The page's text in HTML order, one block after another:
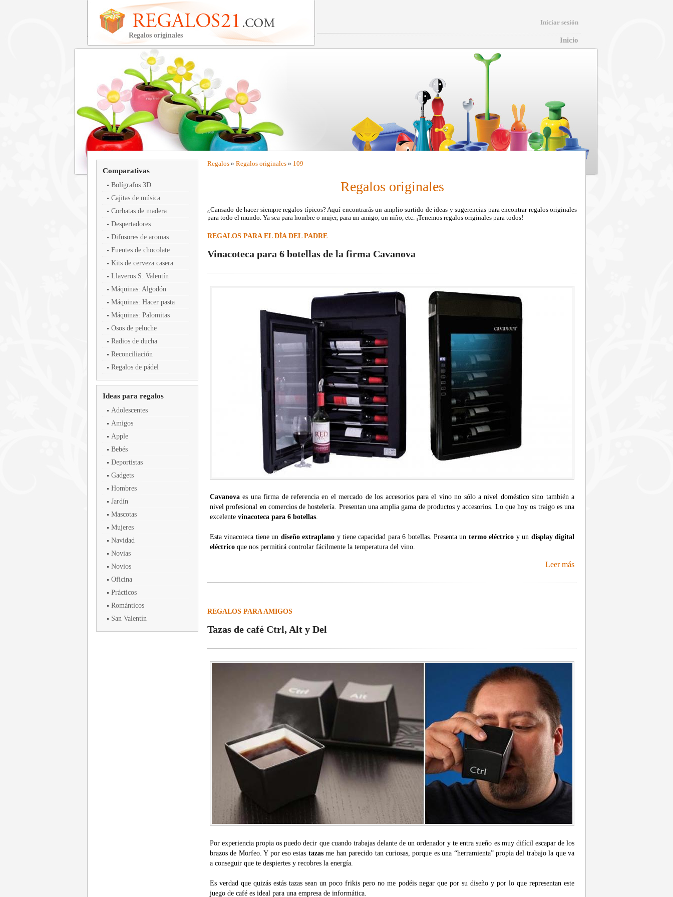
Regalos originales
Iniciar sesión
Inicio
Comparativas
Bolígrafos 3D
Cajitas de música
Corbatas de madera
Despertadores
Difusores de aromas
Fuentes de chocolate
Kits de cerveza casera
Llaveros S. Valentín
Máquinas: Algodón
Máquinas: Hacer pasta
Máquinas: Palomitas
Osos de peluche
Radios de ducha
Reconciliación
Regalos de pádel
Ideas para regalos
Adolescentes
Amigos
Apple
Bebés
Deportistas
Gadgets
Hombres
Jardín
Mascotas
Mujeres
Navidad
Novias
Novios
Oficina
Prácticos
Románticos
San Valentín
Regalos » Regalos originales » 109
Regalos originales
¿Cansado de hacer siempre regalos típicos? Aquí encontrarás un amplio surtido de ideas y sugerencias para encontrar regalos originales
para todo el mundo. Ya sea para hombre o mujer, para un amigo, un niño, etc. ¡Tenemos regalos originales para todos!
REGALOS PARA EL DÍA DEL PADRE
Vinacoteca para 6 botellas de la firma Cavanova
Cavanova es una firma de referencia en el mercado de los accesorios para el vino no sólo a nivel doméstico sino también a
nivel profesional en comercios de hostelería. Presentan una amplia gama de productos y accesorios. Lo que hoy os traigo es una
excelente vinacoteca para 6 botellas.
Esta vinacoteca tiene un diseño extraplano y tiene capacidad para 6 botellas. Presenta un termo eléctrico y un display digital
eléctrico que nos permitirá controlar fácilmente la temperatura del vino.
Leer más
REGALOS PARA AMIGOS
Tazas de café Ctrl, Alt y Del
Por experiencia propia os puedo decir que cuando trabajas delante de un ordenador y te entra sueño es muy difícil escapar de los
brazos de Morfeo. Y por eso estas tazasme han parecido tan curiosas, porque es una “herramienta” propia del trabajo la que va
a conseguir que te despiertes y recobres la energía.
Es verdad que quizás estás tazas sean un poco frikis pero no me podéis negar que por su diseño y por lo que representan este
juego de café es ideal para una empresa de informática.